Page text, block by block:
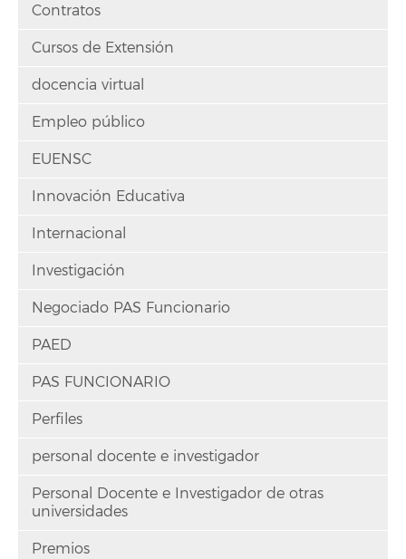
Contratos
Cursos de Extensión
docencia virtual
Empleo público
EUENSC
Innovación Educativa
Internacional
Investigación
Negociado PAS Funcionario
PAED
PAS FUNCIONARIO
Perfiles
personal docente e investigador
Personal Docente e Investigador de otras
universidades
Premios